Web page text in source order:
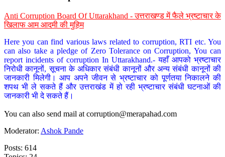
Anti Corruption Board Of Uttarakhand - उत्तराखण्ड में फैले भ्रष्टाचार के
खिलाफ आम आदमी की मुहिम
Here you can find various laws related to corruption, RTI etc. You
can also take a pledge of Zero Tolerance on Corruption, You can
report incidents of corruption In Uttarakhand.- यहाँ आपको भ्रष्टाचार
निरोधी कानूनों, सूचना के अधिकार संबंधी कानूनों और अन्य संबंधी कानूनों की
जानकारी मिलेगी। आप अपने जीवन से भ्रष्टाचार को पूर्णतया निकालने की
शपथ भी ले सकते हैं और उत्तराखंड में हो रही भ्रष्टाचार संबंधी घटनाओं की
जानकारी भी दे सकते हैं।
You can also send mail at corruption@merapahad.com
Moderator: Ashok Pande
Posts: 614